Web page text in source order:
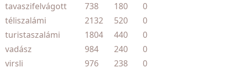
tavaszifelvágott
738 180
0
téliszalámi
2132 520
0
turistaszalámi
1804 440
0
vadász
984 240
0
virsli
976 238
0